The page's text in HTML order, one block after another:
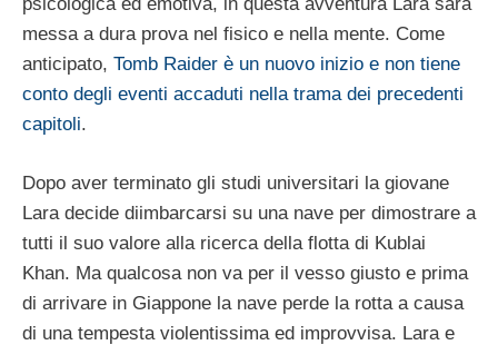
messa a dura prova nel fisico e nella mente. Come
anticipato, Tomb Raider è un nuovo inizio e non tiene
conto degli eventi accaduti nella trama dei precedenti
capitoli.
Dopo aver terminato gli studi universitari la giovane
Lara decide diimbarcarsi su una nave per dimostrare a
tutti il suo valore alla ricerca della flotta di Kublai
Khan. Ma qualcosa non va per il vesso giusto e prima
di arrivare in Giappone la nave perde la rotta a causa
di una tempesta violentissima ed improvvisa. Lara e